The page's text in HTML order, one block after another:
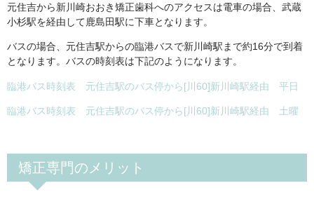
元住吉から新川崎おおき矯正歯科へのアクセスは電車の場合、武蔵
小杉駅を経由して鹿島田駅に下車となります。
バスの場合、元住吉駅からの臨港バスで新川崎駅まで約16分で到着
となります。バスの時刻表は下記のようになります。
臨港バス時刻表 元住吉駅のバス停から[川60]新川崎駅経由 平日
臨港バス時刻表 元住吉駅のバス停から[川60]新川崎駅経由 土曜
矯正専門のメリット